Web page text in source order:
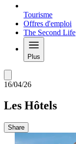
Tourisme
Offres d'emploi
The Second Life
Plus
16/04/26
Les Hôtels
Share